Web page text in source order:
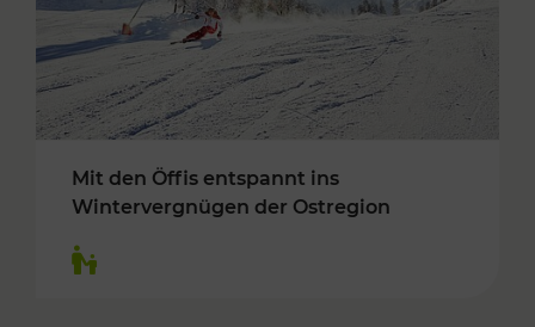
Mit den Öffis entspannt ins
Wintervergnügen der Ostregion